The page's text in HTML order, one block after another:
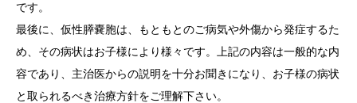
です。
最後に、仮性膵嚢胞は、もともとのご病気や外傷から発症するた
め、その病状はお子様により様々です。上記の内容は一般的な内
容であり、主治医からの説明を十分お聞きになり、お子様の病状
と取られるべき治療方針をご理解下さい。